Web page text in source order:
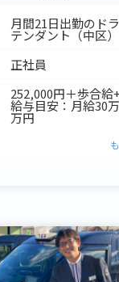
月間21日出勤のド
テンダント（中区）
正社員
252,000円＋歩合給
給与目安：月給30
万円